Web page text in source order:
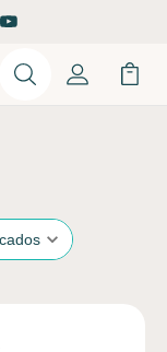
BuscarMi Cuenta
Mi